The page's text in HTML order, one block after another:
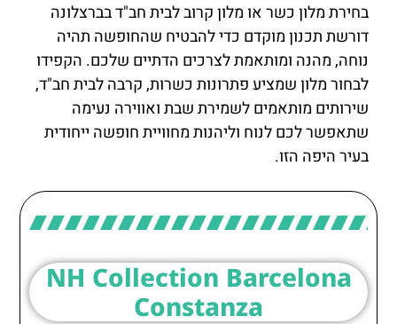
בחירת מלון כשר או מלון קרוב לבית חב"ד בברצלונה
דורשת תכנון מוקדם כדי להבטיח שהחופשה תהיה
נוחה, מהנה ומותאמת לצרכים הדתיים שלכם. הקפידו
לבחור מלון שמציע פתרונות כשרות, קרבה לבית חב"ד,
שירותים מותאמים לשמירת שבת ואווירה נעימה
שתאפשר לכם לנוח וליהנות מחוויית חופשה ייחודית
בעיר היפה הזו.
NH Collection Barcelona
Constanza